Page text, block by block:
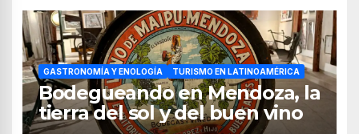
GASTRONOMÍA Y ENOLOGÍA TURISMO EN LATINOAMÉRICA
Bodegueando en Mendoza, la
tierra del sol y del buen vino